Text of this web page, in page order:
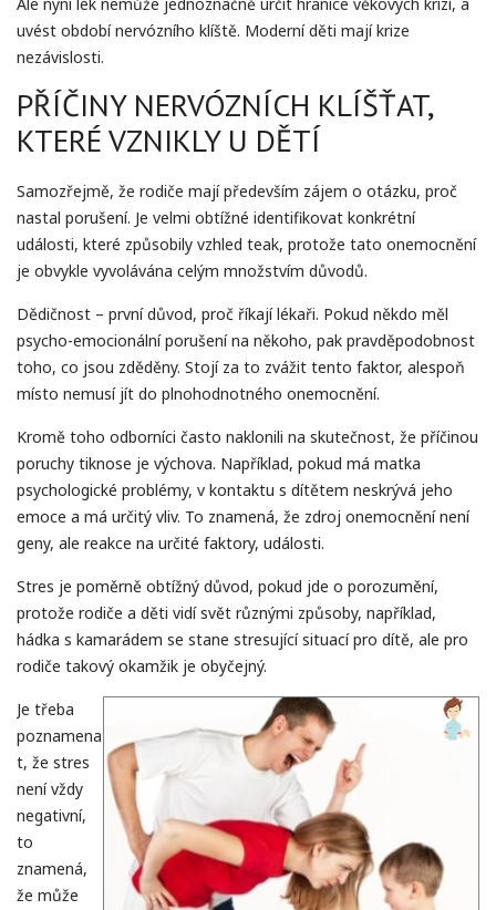
uvést období nervózního klíště. Moderní děti mají krize
nezávislosti.
PŘÍČINY NERVÓZNÍCH KLÍŠŤAT,
KTERÉ VZNIKLY U DĚTÍ
Samozřejmě, že rodiče mají především zájem o otázku, proč
nastal porušení. Je velmi obtížné identifikovat konkrétní
události, které způsobily vzhled teak, protože tato onemocnění
je obvykle vyvolávána celým množstvím důvodů.
Dědičnost – první důvod, proč říkají lékaři. Pokud někdo měl
psycho-emocionální porušení na někoho, pak pravděpodobnost
toho, co jsou zděděny. Stojí za to zvážit tento faktor, alespoň
místo nemusí jít do plnohodnotného onemocnění.
Kromě toho odborníci často naklonili na skutečnost, že příčinou
poruchy tiknose je výchova. Například, pokud má matka
psychologické problémy, v kontaktu s dítětem neskrývá jeho
emoce a má určitý vliv. To znamená, že zdroj onemocnění není
geny, ale reakce na určité faktory, události.
Stres je poměrně obtížný důvod, pokud jde o porozumění,
protože rodiče a děti vidí svět různými způsoby, například,
hádka s kamarádem se stane stresující situací pro dítě, ale pro
rodiče takový okamžik je obyčejný.
Je třeba
poznamena
t, že stres
není vždy
negativní,
to
znamená,
že může